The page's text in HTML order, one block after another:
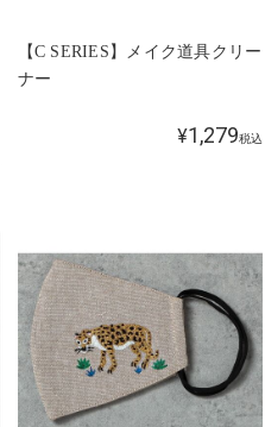
【C SERIES】メイク道具クリー
ナー
¥1,279税込